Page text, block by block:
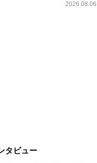
2026.08.06
タビュー